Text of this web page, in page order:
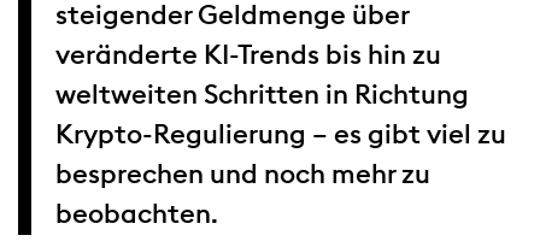
steigender Geldmenge über
veränderte KI-Trends bis hin zu
weltweiten Schritten in Richtung
Krypto-Regulierung – es gibt viel zu
besprechen und noch mehr zu
beobachten.